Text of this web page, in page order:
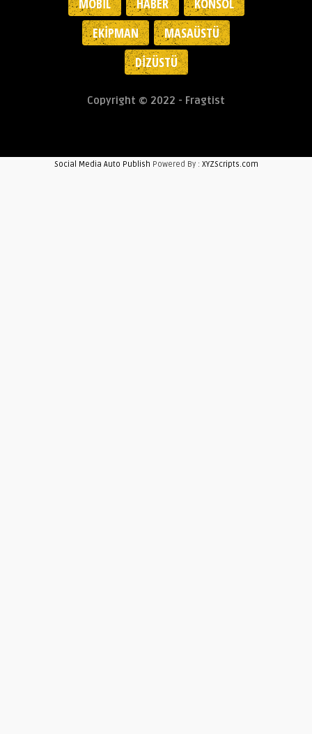
MOBIL
HABER
KONSOL
EKIPMAN
MASAÜSTÜ
DIZÜSTÜ
Copyright © 2022 - Fragtist
Social Media Auto Publish Powered By : XYZScripts.com